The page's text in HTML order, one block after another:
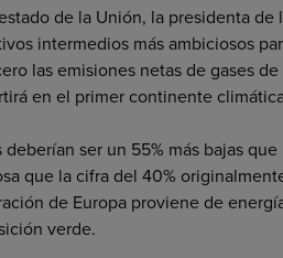
de la Unión, la presidenta de
intermedios más ambiciosos
las emisiones netas de gases
en el primer continente
ser un 55% más bajas
que la cifra del 40%
de Europa proviene de
verde.